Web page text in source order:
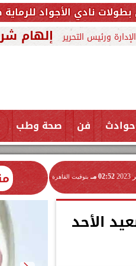
للرماية ضمن مهرجان
ورئيس التحرير إلهام
حوادث فن صحة وطب
02:52 مـ بتوقيت القاهرة
الأحد